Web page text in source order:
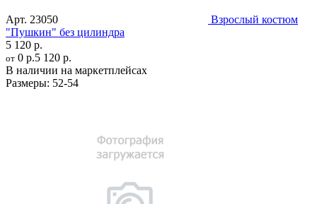
Арт. 23050
Взрослый костюм
"Пушкин" без цилиндра
5 120 р.
от 0 р.5 120 р.
В наличии на маркетплейсах
Размеры: 52-54